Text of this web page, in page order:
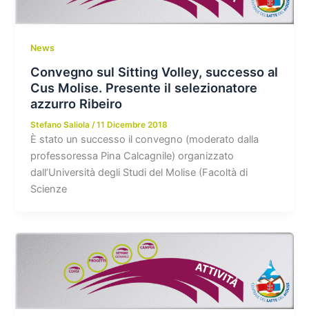
News
Convegno sul Sitting Volley, successo al
Cus Molise. Presente il selezionatore
azzurro Ribeiro
Stefano Saliola /11 Dicembre 2018
È stato un successo il convegno (moderato dalla
professoressa Pina Calcagnile) organizzato
dall’Università degli Studi del Molise (Facoltà di
Scienze